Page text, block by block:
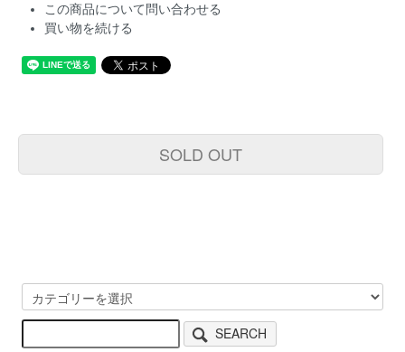
この商品について問い合わせる
買い物を続ける
SOLD OUT
SEARCH